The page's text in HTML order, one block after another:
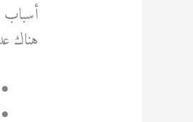
أسباب
هناك